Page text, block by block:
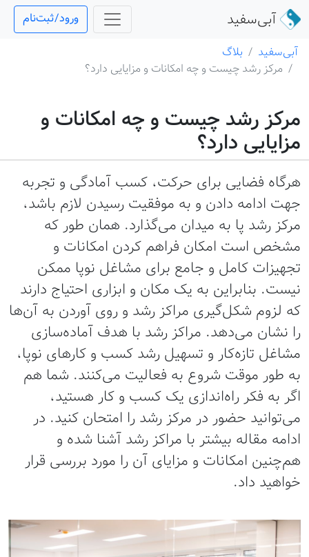
آبی‌سفید
ورود/ثبت‌نام
آبی‌سفید
بلاگ
مرکز رشد چیست و چه امکانات و مزایایی دارد؟
مرکز رشد چیست و چه امکانات و
مزایایی دارد؟
هرگاه فضایی برای حرکت، کسب آمادگی و تجربه
جهت ادامه دادن و به موفقیت رسیدن لازم باشد،
مرکز رشد پا به میدان می‌گذارد. همان طور که
مشخص است امکان فراهم کردن امکانات و
تجهیزات کامل و جامع برای مشاغل نوپا ممکن
نیست. بنابراین به یک مکان و ابزاری احتیاج دارند
که لزوم شکل‌گیری مراکز رشد و روی آوردن به آن‌ها
را نشان می‌دهد. مراکز رشد با هدف آماده‌سازی
مشاغل تازه‌کار و تسهیل رشد کسب و کارهای نوپا،
به طور موقت شروع به فعالیت می‌کنند. شما هم
اگر به فکر راه‌اندازی یک کسب و کار هستید،
می‌توانید حضور در مرکز رشد را امتحان کنید. در
ادامه مقاله بیشتر با مراکز رشد آشنا شده و
هم‌چنین امکانات و مزایای آن را مورد بررسی قرار
خواهید داد.